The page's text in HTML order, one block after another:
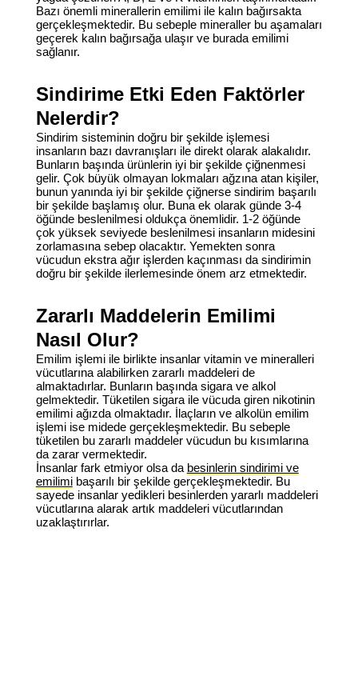
Bazı önemli minerallerin emilimi ile kalın bağırsakta
gerçekleşmektedir. Bu sebeple mineraller bu aşamaları
geçerek kalın bağırsağa ulaşır ve burada emilimi
sağlanır.
Sindirime Etki Eden Faktörler
Nelerdir?
Sindirim sisteminin doğru bir şekilde işlemesi
insanların bazı davranışları ile direkt olarak alakalıdır.
Bunların başında ürünlerin iyi bir şekilde çiğnenmesi
gelir. Çok büyük olmayan lokmaları ağzına atan kişiler,
bunun yanında iyi bir şekilde çiğnerse sindirim başarılı
bir şekilde başlamış olur. Buna ek olarak günde 3-4
öğünde beslenilmesi oldukça önemlidir. 1-2 öğünde
çok yüksek seviyede beslenilmesi insanların midesini
zorlamasına sebep olacaktır. Yemekten sonra
vücudun ekstra ağır işlerden kaçınması da sindirimin
doğru bir şekilde ilerlemesinde önem arz etmektedir.
Zararlı Maddelerin Emilimi
Nasıl Olur?
Emilim işlemi ile birlikte insanlar vitamin ve mineralleri
vücutlarına alabilirken zararlı maddeleri de
almaktadırlar. Bunların başında sigara ve alkol
gelmektedir. Tüketilen sigara ile vücuda giren nikotinin
emilimi ağızda olmaktadır. İlaçların ve alkolün emilim
işlemi ise midede gerçekleşmektedir. Bu sebeple
tüketilen bu zararlı maddeler vücudun bu kısımlarına
da zarar vermektedir.
İnsanlar fark etmiyor olsa da besinlerin sindirimi ve
emilimibaşarılı bir şekilde gerçekleşmektedir. Bu
sayede insanlar yedikleri besinlerden yararlı maddeleri
vücutlarına alarak artık maddeleri vücutlarından
uzaklaştırırlar.